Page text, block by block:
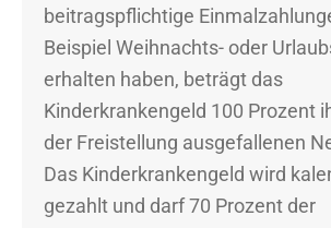
beitragspflichtige
Beispiel Weihnachts- oder
erhalten haben, beträgt das
Kinderkrankengeld 100 Prozent
der Freistellung ausgefallenen
Das Kinderkrankengeld wird
gezahlt und darf 70 Prozent der